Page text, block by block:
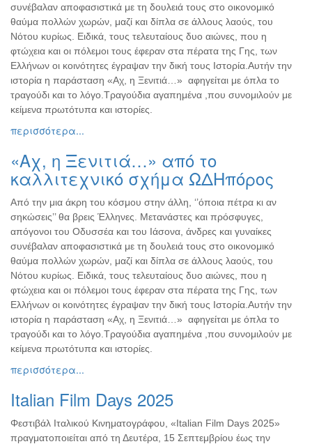
συνέβαλαν αποφασιστικά με τη δουλειά τους στο οικονομικό
θαύμα πολλών χωρών, μαζί και δίπλα σε άλλους λαούς, του
Νότου κυρίως. Ειδικά, τους τελευταίους δυο αιώνες, που η
φτώχεια και οι πόλεμοι τους έφεραν στα πέρατα της Γης, των
Ελλήνων οι κοινότητες έγραψαν την δική τους Ιστορία.Αυτήν την
ιστορία η παράσταση «Αχ, η Ξενιτιά…» αφηγείται με όπλα το
τραγούδι και το λόγο.Τραγούδια αγαπημένα ,που συνομιλούν με
κείμενα πρωτότυπα και ιστορίες.
περισσότερα...
«Αχ, η Ξενιτιά…» από το
καλλιτεχνικό σχήμα ΩΔΗπόρος
Από την μια άκρη του κόσμου στην άλλη, ‘’όποια πέτρα κι αν
σηκώσεις’’ θα βρεις Έλληνες. Μετανάστες και πρόσφυγες,
απόγονοι του Οδυσσέα και του Ιάσονα, άνδρες και γυναίκες
συνέβαλαν αποφασιστικά με τη δουλειά τους στο οικονομικό
θαύμα πολλών χωρών, μαζί και δίπλα σε άλλους λαούς, του
Νότου κυρίως. Ειδικά, τους τελευταίους δυο αιώνες, που η
φτώχεια και οι πόλεμοι τους έφεραν στα πέρατα της Γης, των
Ελλήνων οι κοινότητες έγραψαν την δική τους Ιστορία.Αυτήν την
ιστορία η παράσταση «Αχ, η Ξενιτιά…» αφηγείται με όπλα το
τραγούδι και το λόγο.Τραγούδια αγαπημένα ,που συνομιλούν με
κείμενα πρωτότυπα και ιστορίες.
περισσότερα...
Italian Film Days 2025
Φεστιβάλ Ιταλικού Κινηματογράφου, «Italian Film Days 2025»
πραγματοποιείται από τη Δευτέρα, 15 Σεπτεμβρίου έως την